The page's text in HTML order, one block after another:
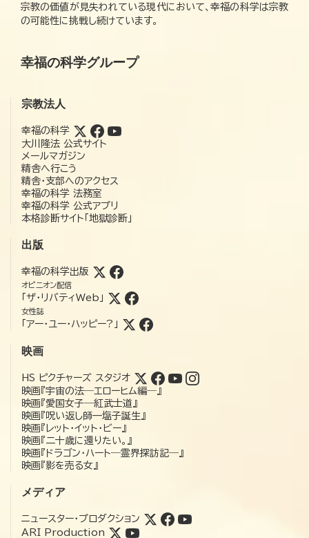
宗教の価値が見失われている現代において、幸福の科学は宗教
の可能性に挑戦し続けています。
幸福の科学グループ
宗教法人
幸福の科学
大川隆法 公式サイト
メールマガジン
精舎へ行こう
精舎・支部へのアクセス
幸福の科学 法務室
幸福の科学 公式アプリ
本格診断サイト「地獄診断」
出版
幸福の科学出版
オピニオン配信
「ザ・リバティWeb」
女性誌
「アー・ユー・ハッピー?」
映画
HS ピクチャーズ スタジオ
映画『宇宙の法―エローヒム編―』
映画『愛国女子―紅武士道』
映画『呪い返し師—塩子誕生』
映画『レット・イット・ビー』
映画『二十歳に還りたい。』
映画『ドラゴン・ハート―霊界探訪記―』
映画『影を売る女』
メディア
ニュースター・プロダクション
ARI Production